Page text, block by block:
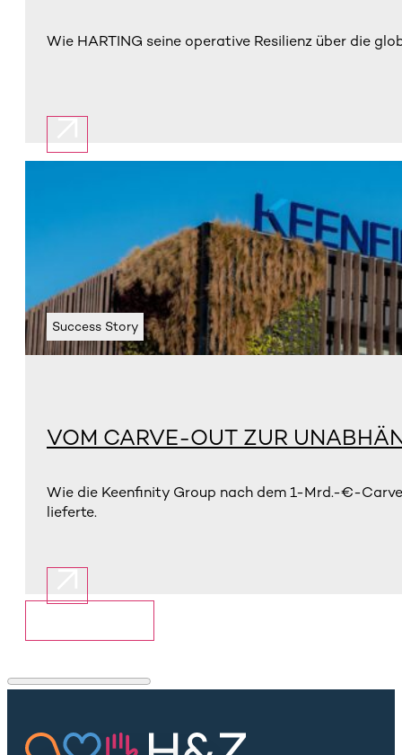
Wie HARTING seine operative Resilienz über die
Success Story
VOM CARVE-OUT ZUR
Wie die Keenfinity Group nach dem 1-Mrd.-€-
lieferte.